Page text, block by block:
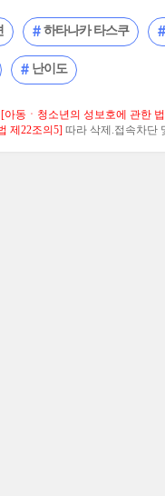
하타나카 타스쿠
난이도
[아동ㆍ청소년의 성보호에 관한
제22조의5] 따라 삭제.접속차단